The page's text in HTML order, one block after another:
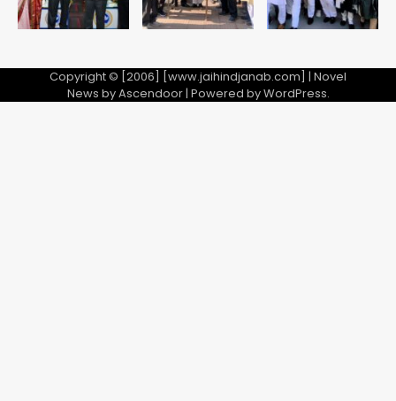
Copyright © [2006] [www.jaihindjanab.com] | Novel
News byAscendoor| Powered byWordPress.